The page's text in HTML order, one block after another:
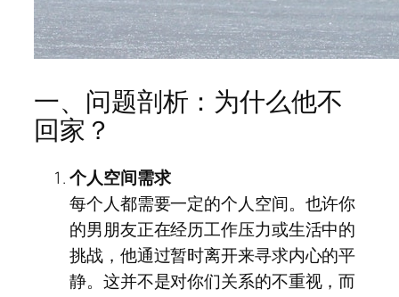
一、问题剖析：为什么他不
回家？
个人空间需求
每个人都需要一定的个人空间。也许你
的男朋友正在经历工作压力或生活中的
挑战，他通过暂时离开来寻求内心的平
静。这并不是对你们关系的不重视，而